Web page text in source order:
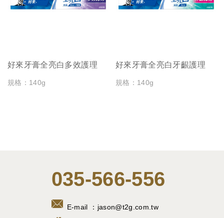
好來牙膏全亮白多效護理
規格：140g
好來牙膏全亮白牙齦護理
規格：140g
035-566-556
E-mail ： jason@t2g.com.tw